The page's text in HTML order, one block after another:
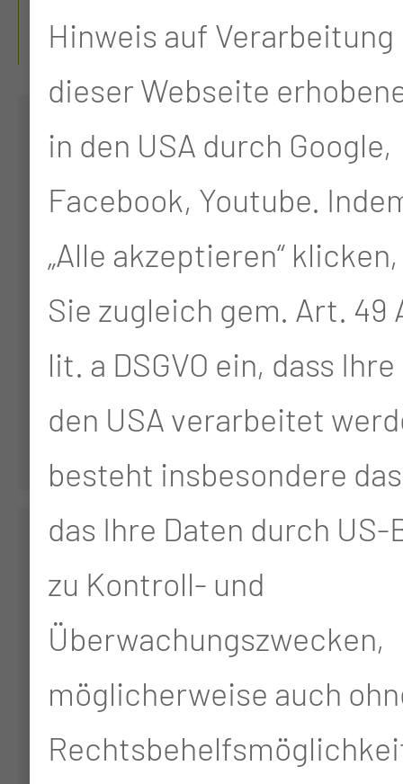
SPRECHSTUNDE AN?
Prof. Dr. med.
Georg Schwabe
Olga Dimitrova
Hinweis auf
dieser Webseite
in den USA durch Google,
Facebook, Youtube.
„Alle akzeptieren“
Sie zugleich gem. Art. 49
lit. a DSGVO ein, dass
den USA verarbeitet
besteht insbesondere
das Ihre Daten durch US-
zu Kontroll- und
Überwachungszwecken,
möglicherweise auch